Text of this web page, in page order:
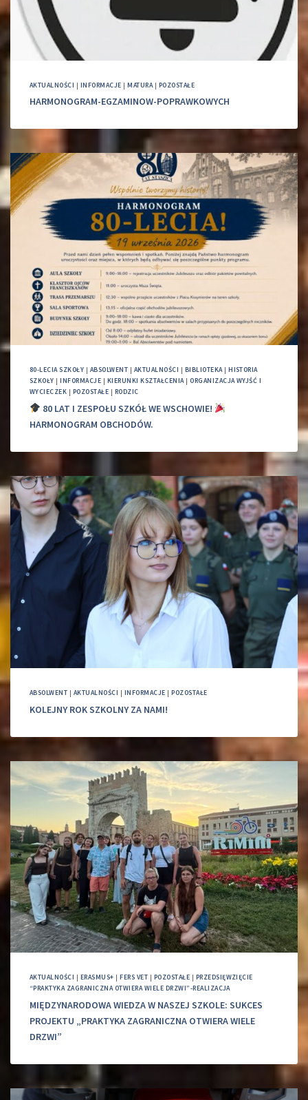
AKTUALNOŚCI | INFORMACJE |MATURA | POZOSTAŁE
HARMONOGRAM-EGZAMINOW-POPRAWKOWYCH
80-LECIA SZKOŁY | ABSOLWENT | AKTUALNOŚCI | BIBLIOTEKA|HISTORIA
SZKOŁY |INFORMACJE | KIERUNKI KSZTAŁCENIA|ORGANIZACJA WYJŚĆ I
WYCIECZEK | POZOSTAŁE | RODZIC
80 LAT I ZESPOŁU SZKÓŁ WE WSCHOWIE!
HARMONOGRAM OBCHODÓW.
ABSOLWENT | AKTUALNOŚCI | INFORMACJE |POZOSTAŁE
KOLEJNY ROK SZKOLNY ZA NAMI!
AKTUALNOŚCI | ERASMUS+ |FERS VET | POZOSTAŁE | PRZEDSIĘWZIĘCIE
“PRAKTYKA ZAGRANICZNA OTWIERA WIELE DRZWI”-REALIZACJA
MIĘDZYNARODOWA WIEDZA W NASZEJ SZKOLE: SUKCES
PROJEKTU „PRAKTYKA ZAGRANICZNA OTWIERA WIELE
DRZWI”